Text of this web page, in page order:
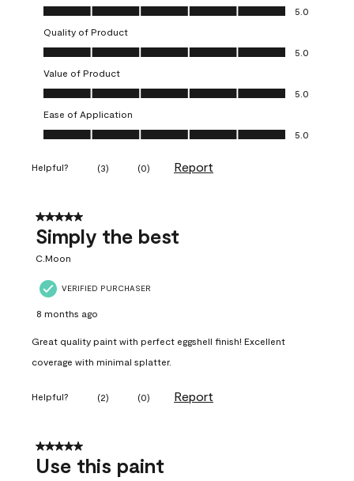
Overall Appearance, 5.0 out of 5
5.0
Quality of Product
Quality of Product, 5.0 out of 5
5.0
Value of Product
Value of Product, 5.0 out of 5
5.0
Ease of Application
Ease of Application, 5.0 out of 5
5.0
Helpful? (3) (0) Report
5 out of 5 stars.
Simply the best
C.Moon
VERIFIED PURCHASER
8 months ago
Great quality paint with perfect eggshell finish! Excellent
coverage with minimal splatter.
Helpful? (2) (0) Report
5 out of 5 stars.
Use this paint